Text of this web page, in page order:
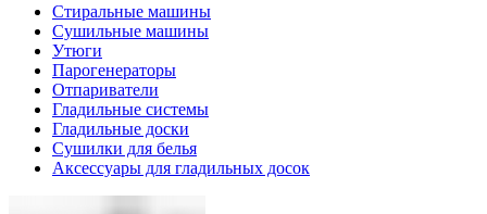
Стиральные машины
Сушильные машины
Утюги
Парогенераторы
Отпариватели
Гладильные системы
Гладильные доски
Сушилки для белья
Аксессуары для гладильных досок